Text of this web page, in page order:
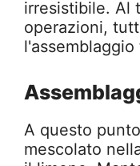
irresistibile. Al
operazioni,
l'assemblaggio
A questo
mescolato